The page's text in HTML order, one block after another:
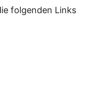
folgenden Links